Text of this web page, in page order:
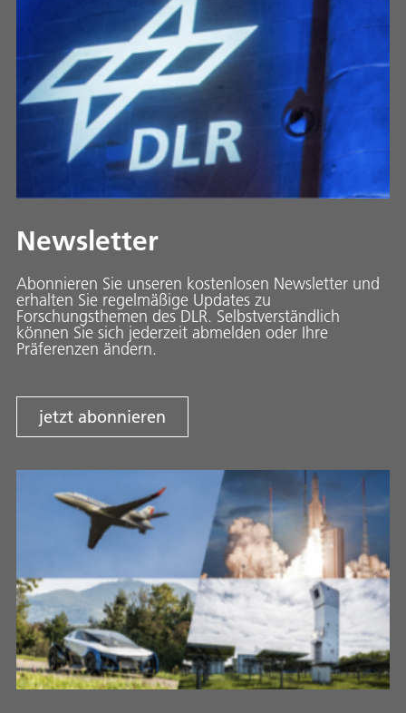
Newsletter
Abonnieren Sie unseren kostenlosen Newsletter und
erhalten Sie regelmäßige Updates zu
Forschungsthemen des DLR. Selbstverständlich
können Sie sich jederzeit abmelden oder Ihre
Präferenzen ändern.
jetzt abonnieren